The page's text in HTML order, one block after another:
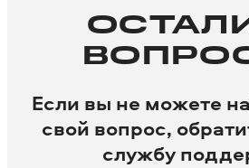
Если вы не можете
свой вопрос,
службу